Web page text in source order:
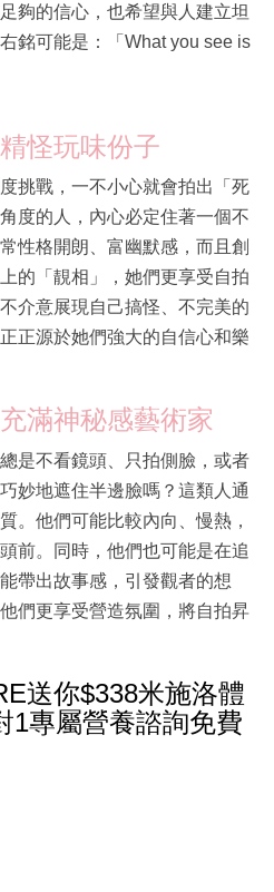
夠的信心，也希望與人建立坦
銘可能是：「What you see is
怪玩味份子
挑戰，一不小心就會拍出「死
度的人，內心必定住著一個不
性格開朗、富幽默感，而且創
的「靚相」，她們更享受自拍
介意展現自己搞怪、不完美的
正源於她們強大的自信心和樂
滿神秘感藝術家
是不看鏡頭、只拍側臉，或者
妙地遮住半邊臉嗎？這類人通
。他們可能比較內向、慢熱，
前。同時，他們也可能是在追
帶出故事感，引發觀者的想
們更享受營造氛圍，將自拍昇
送你$338米施洛體
1專屬營養諮詢免費